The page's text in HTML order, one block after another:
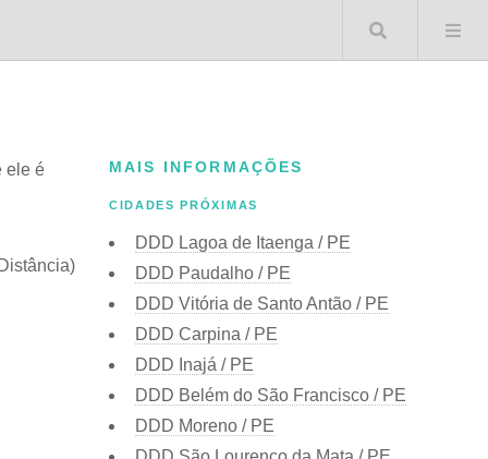
Buscar
ele é
MAIS INFORMAÇÕES
CIDADES PRÓXIMAS
DDD Lagoa de Itaenga / PE
DDD Paudalho / PE
DDD Vitória de Santo Antão / PE
DDD Carpina / PE
DDD Inajá / PE
DDD Belém do São Francisco / PE
DDD Moreno / PE